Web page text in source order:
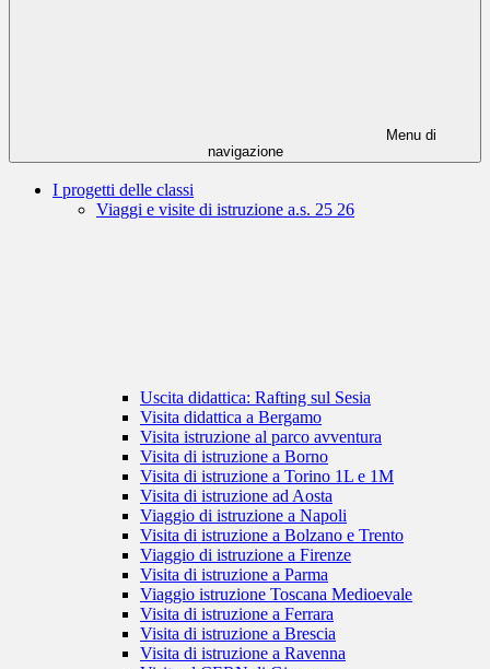
Menu di
navigazione
I progetti delle classi
Viaggi e visite di istruzione a.s. 25 26
Uscita didattica: Rafting sul Sesia
Visita didattica a Bergamo
Visita istruzione al parco avventura
Visita di istruzione a Borno
Visita di istruzione a Torino 1L e 1M
Visita di istruzione ad Aosta
Viaggio di istruzione a Napoli
Visita di istruzione a Bolzano e Trento
Viaggio di istruzione a Firenze
Visita di istruzione a Parma
Viaggio istruzione Toscana Medioevale
Visita di istruzione a Ferrara
Visita di istruzione a Brescia
Visita di istruzione a Ravenna